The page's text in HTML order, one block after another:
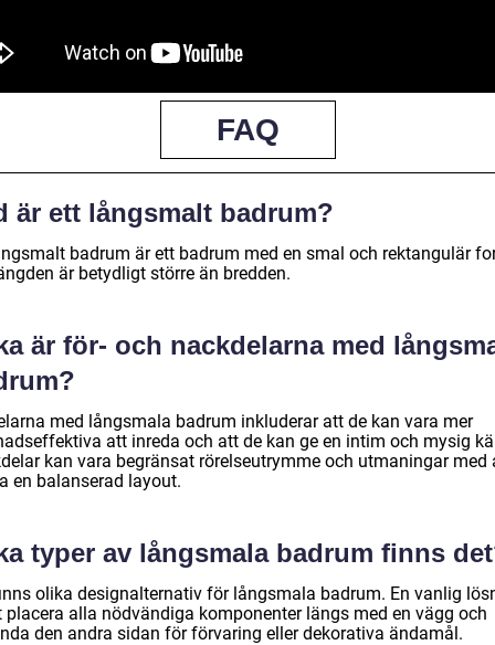
FAQ
är ett långsmalt badrum?
badrum är ett badrum med en smal och rektangulär
är betydligt större än bredden.
är för- och nackdelarna med
med långsmala badrum inkluderar att de kan vara mer
att inreda och att de kan ge en intim och mysig
kan vara begränsat rörelseutrymme och utmaningar med
en balanserad layout.
typer av långsmala badrum finns
olika designalternativ för långsmala badrum. En vanlig
placera alla nödvändiga komponenter längs med en vägg och
den andra sidan för förvaring eller dekorativa ändamål.